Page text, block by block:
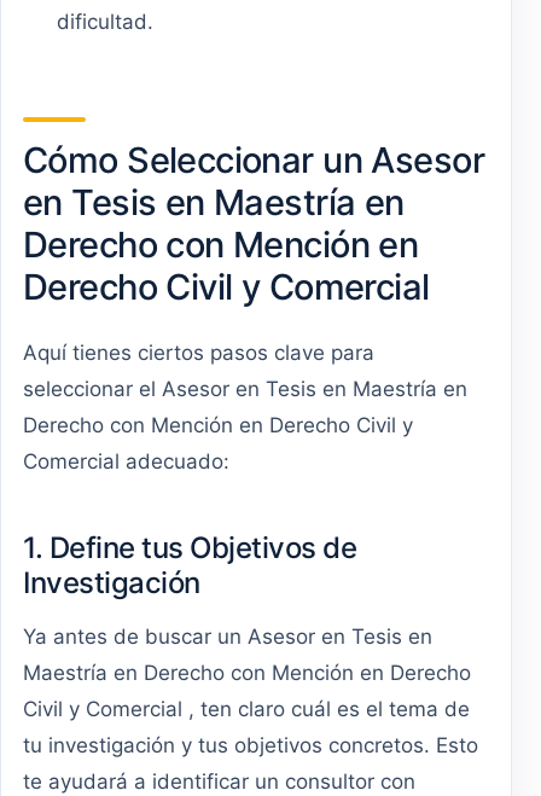
dificultad.
Cómo Seleccionar un Asesor
en Tesis en Maestría en
Derecho con Mención en
Derecho Civil y Comercial
Aquí tienes ciertos pasos clave para
seleccionar el Asesor en Tesis en Maestría en
Derecho con Mención en Derecho Civil y
Comercial adecuado:
1. Define tus Objetivos de
Investigación
Ya antes de buscar un Asesor en Tesis en
Maestría en Derecho con Mención en Derecho
Civil y Comercial , ten claro cuál es el tema de
tu investigación y tus objetivos concretos. Esto
te ayudará a identificar un consultor con